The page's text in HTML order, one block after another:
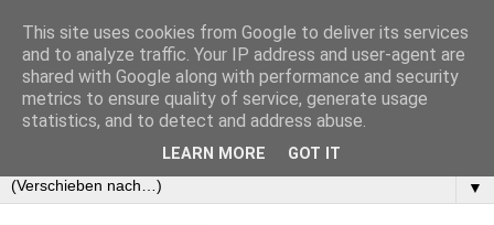
Das Novelproject
Ein Projekt für die Bachelorarbeit: Der erste interaktive
Community-Roman!
▼
This site uses cookies from Google to deliver its services
and to analyze traffic. Your IP address and user-agent are
shared with Google along with performance and security
metrics to ensure quality of service, generate usage
statistics, and to detect and address abuse.
LEARN MORE GOT IT